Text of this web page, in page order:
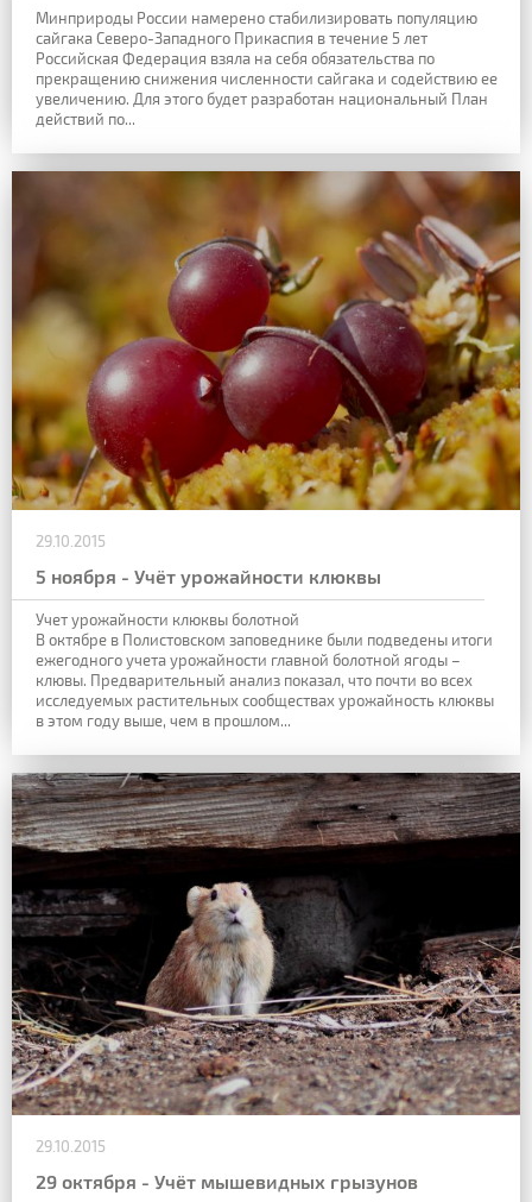
Минприроды России намерено стабилизировать популяцию
сайгака Северо-Западного Прикаспия в течение 5 лет
Российская Федерация взяла на себя обязательства по
прекращению снижения численности сайгака и содействию ее
увеличению. Для этого будет разработан национальный План
действий по...
29.10.2015
5 ноября - Учёт урожайности клюквы
Учет урожайности клюквы болотной
В октябре в Полистовском заповеднике были подведены итоги
ежегодного учета урожайности главной болотной ягоды –
клювы. Предварительный анализ показал, что почти во всех
исследуемых растительных сообществах урожайность клюквы
в этом году выше, чем в прошлом...
29.10.2015
29 октября - Учёт мышевидных грызунов